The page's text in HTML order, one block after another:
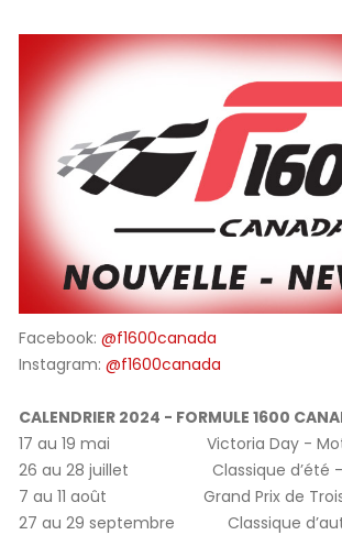
Facebook: @f1600canada
Instagram: @f1600canada
CALENDRIER 2024 - FORMULE 1600
17 au 19 mai Victoria Day -
26 au 28 juillet Classique d’été -
7 au 11 août Grand Prix de Trois-
27 au 29 septembre Classique